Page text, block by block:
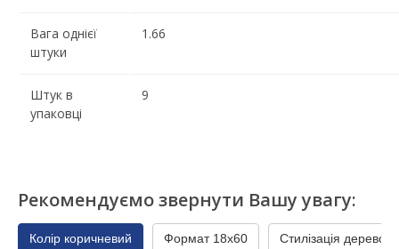
Вага однієї
штуки
1.66
Штук в
упаковці
9
Рекомендуємо звернути Вашу увагу:
Колір коричневий Формат 18x60 Стилізація дерево